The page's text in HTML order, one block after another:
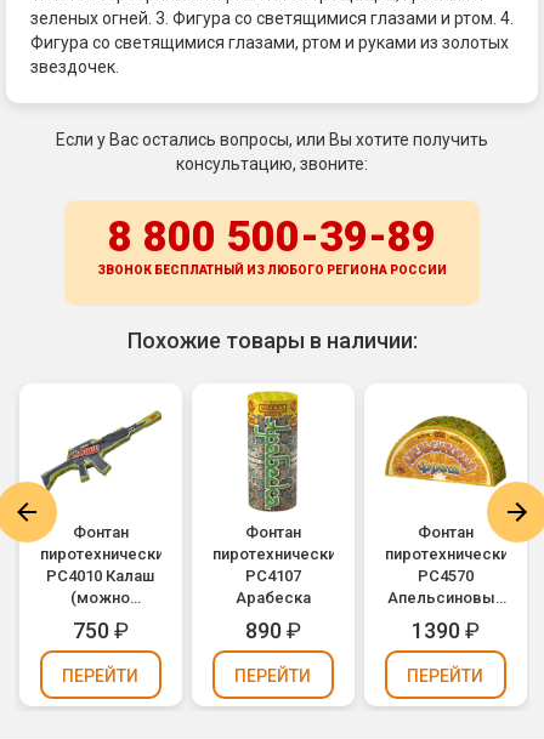
зеленых огней. 3. Фигура со светящимися глазами и ртом. 4.
Фигура со светящимися глазами, ртом и руками из золотых
звездочек.
Если у Вас остались вопросы, или Вы хотите получить
консультацию, звоните:
8 800 500-39-89
ЗВОНОК БЕСПЛАТНЫЙ ИЗ ЛЮБОГО РЕГИОНА РОССИИ
Похожие товары в наличии:
Фонтан
пиротехнический
РС4010 Калаш
(можно
держать в
руках)
750₽
ПЕРЕЙТИ
Фонтан
пиротехнический
РС4107
Арабеска
890₽
ПЕРЕЙТИ
Фонтан
пиротехнический
РС4570
Апельсиновый
фрэш
1390₽
ПЕРЕЙТИ